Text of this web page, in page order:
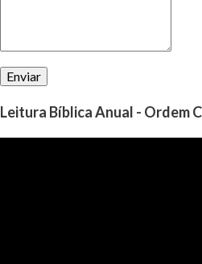
Leitura Bíblica Anual - Ordem